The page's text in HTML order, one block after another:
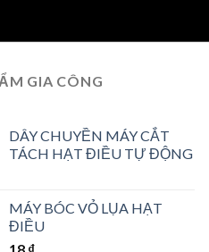
GIA CÔNG
DÂY CHUYỀN MÁY CẮT
TÁCH HẠT ĐIỀU TỰ ĐỘNG
MÁY BÓC VỎ LỤA HẠT
ĐIỀU